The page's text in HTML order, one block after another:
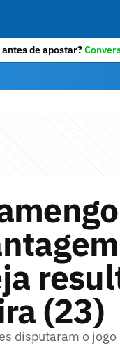
de apostar?
(23)
disputaram o